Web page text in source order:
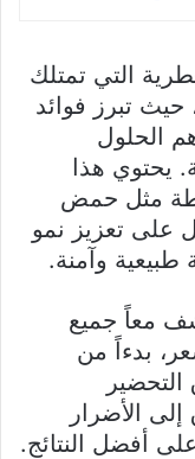
التي تمتلك
حيث تبرز فوائد
الحلول
يحتوي هذا
مثل حمض
على تعزيز نمو
وآمنة.
معاً جميع
بدءاً من
الأضرار
أفضل النتائج.